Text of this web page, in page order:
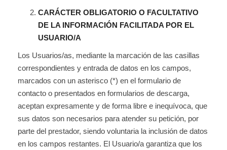
CARÁCTER OBLIGATORIO O FACULTATIVO
DE LA INFORMACIÓN FACILITADA POR EL
USUARIO/A
Los Usuarios/as, mediante la marcación de las casillas
correspondientes y entrada de datos en los campos,
marcados con un asterisco (*) en el formulario de
contacto o presentados en formularios de descarga,
aceptan expresamente y de forma libre e inequívoca, que
sus datos son necesarios para atender su petición, por
parte del prestador, siendo voluntaria la inclusión de datos
en los campos restantes. El Usuario/a garantiza que los